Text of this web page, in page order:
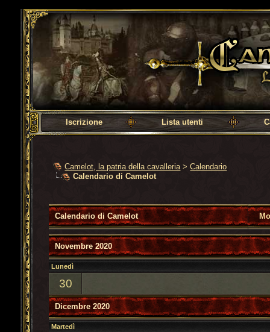
Camelot, la patria della cavalleria
Iscrizione Lista utenti
Camelot, la patria della cavalleria >Calendario
Calendario di Camelot
Calendario di Camelot
Novembre 2020
Lunedì
30
Dicembre 2020
Martedì